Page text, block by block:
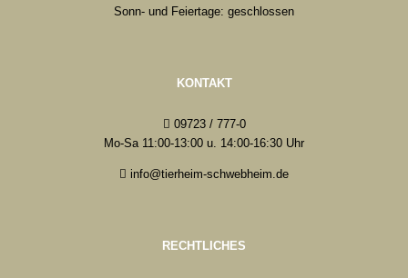
Sonn- und Feiertage: geschlossen
KONTAKT
09723 / 777-0
Mo-Sa 11:00-13:00 u. 14:00-16:30 Uhr
info@tierheim-schwebheim.de
RECHTLICHES